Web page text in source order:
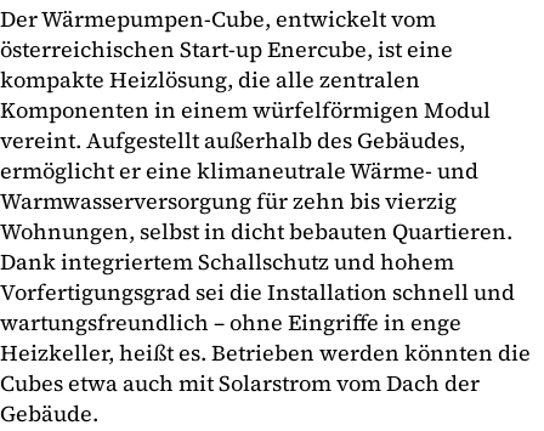
Der Wärmepumpen-Cube, entwickelt vom
österreichischen Start-up Enercube, ist eine
kompakte Heizlösung, die alle zentralen
Komponenten in einem würfelförmigen Modul
vereint. Aufgestellt außerhalb des Gebäudes,
ermöglicht er eine klimaneutrale Wärme- und
Warmwasserversorgung für zehn bis vierzig
Wohnungen, selbst in dicht bebauten Quartieren.
Dank integriertem Schallschutz und hohem
Vorfertigungsgrad sei die Installation schnell und
wartungsfreundlich – ohne Eingriffe in enge
Heizkeller, heißt es. Betrieben werden könnten die
Cubes etwa auch mit Solarstrom vom Dach der
Gebäude.